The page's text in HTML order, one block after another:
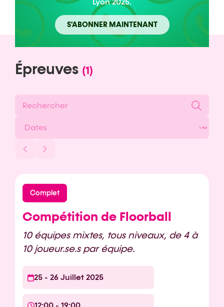
S'ABONNER MAINTENANT
Épreuves (1)
Complet
Compétition de Floorball
10 équipes mixtes, tous niveaux, de 4 à
10 joueur.se.s par équipe.
25 - 26 Juillet 2025